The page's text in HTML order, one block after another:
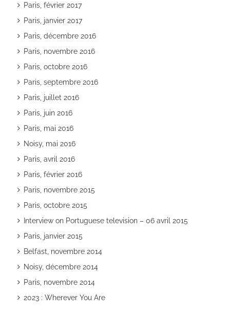
Paris, février 2017
Paris, janvier 2017
Paris, décembre 2016
Paris, novembre 2016
Paris, octobre 2016
Paris, septembre 2016
Paris, juillet 2016
Paris, juin 2016
Paris, mai 2016
Noisy, mai 2016
Paris, avril 2016
Paris, février 2016
Paris, novembre 2015
Paris, octobre 2015
Interview on Portuguese television – 06 avril 2015
Paris, janvier 2015
Belfast, novembre 2014
Noisy, décembre 2014
Paris, novembre 2014
2023 : Wherever You Are